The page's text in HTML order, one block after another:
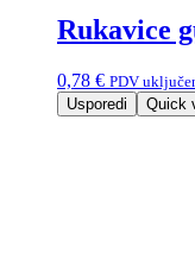
Rukavice
0,78 € PDV
Usporedi Quick